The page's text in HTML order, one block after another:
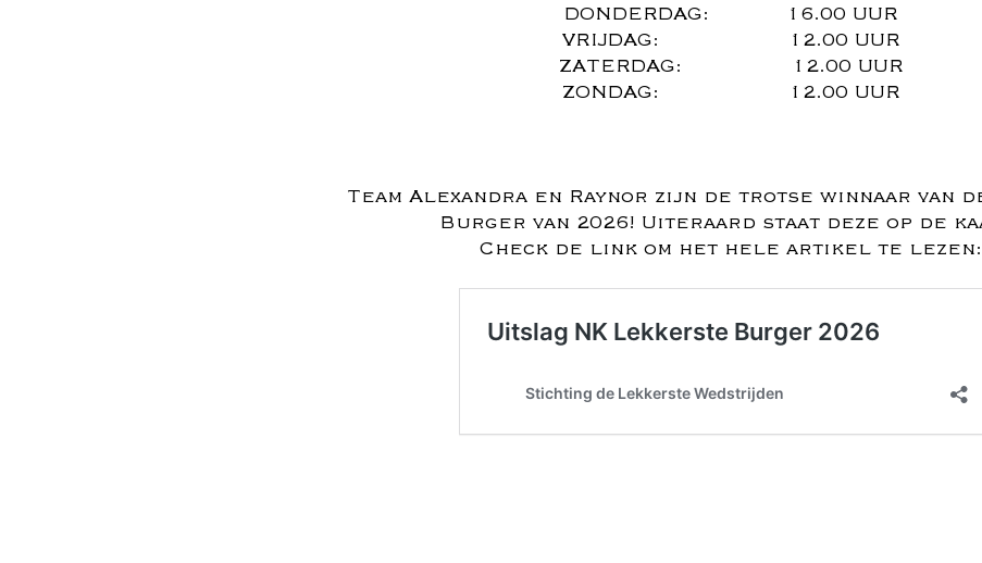
DONDERDAG: 16.00 UUR
VRIJDAG: 12.00 UUR
ZATERDAG: 12.00 UUR
ZONDAG: 12.00 UUR
Team Alexandra en Raynor zijn de trotse winnaar van
Burger van 2026! Uiteraard staat deze op de
Check de link om het hele artikel te lezen: